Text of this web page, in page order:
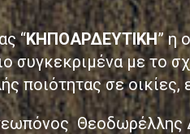
“ΚΗΠΟΑΡΔΕΥΤΙΚΗ” η
συγκεκριμένα με το
ποιότητας σε οικίες,
Θεοδωρέλλης